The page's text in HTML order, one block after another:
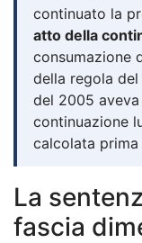
continuato la
atto della
consumazione
della regola
del 2005
continuazione
calcolata
La
fascia